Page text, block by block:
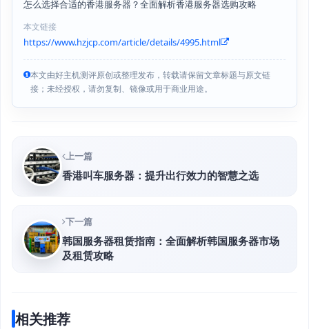
怎么选择合适的香港服务器？全面解析香港服务器选购攻略
本文链接
https://www.hzjcp.com/article/details/4995.html
本文由好主机测评原创或整理发布，转载请保留文章标题与原文链
接；未经授权，请勿复制、镜像或用于商业用途。
上一篇
香港叫车服务器：提升出行效力的智慧之选
下一篇
韩国服务器租赁指南：全面解析韩国服务器市场
及租赁攻略
相关推荐